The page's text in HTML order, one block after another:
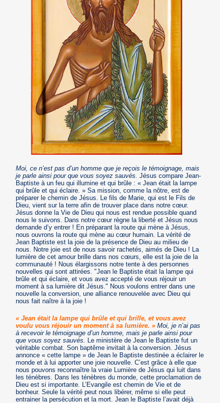
Moi, ce n’est pas d’un homme que je reçois le témoignage, mais
je parle ainsi pour que vous soyez sauvés. Jésus compare Jean-
Baptiste à un feu qui illumine et qui brûle : « Jean était la lampe
qui brûle et qui éclaire. » Sa mission, comme la nôtre, est de
préparer le chemin de Jésus. Le fils de Marie, qui est le Fils de
Dieu, vient sur la terre afin de trouver place dans notre cœur.
Jésus donne la Vie de Dieu qui nous est rendue possible quand
nous le suivons. Dans notre cœur règne la liberté et Jésus nous
demande d’y entrer ! En préparant la route qui mène à Jésus,
nous ouvrons la route qui mène au cœur humain. La vérité de
Jean Baptiste est la joie de la présence de Dieu au milieu de
nous. Notre joie est de nous savoir rachetés, aimés de Dieu ! La
lumière de cet amour brille dans nos cœurs, elle est la joie de la
communauté ! Nous élargissons notre tente à des personnes
nouvelles qui sont attirées. "Jean le Baptiste était la lampe qui
brûle et qui éclaire, et vous avez accepté de vous réjouir un
moment à sa lumière dit Jésus." Nous voulons entrer dans une
nouvelle la conversion, une alliance renouvelée avec Dieu qui
nous fait naître à la joie !
« Jean était la lampe qui brûle et qui brille, et vous avez
voulu vous réjouir un moment à sa lumière. » Moi, je n’ai pas
à recevoir le témoignage d’un homme, mais je parle ainsi pour
que vous soyez sauvés.
Le ministère de Jean le Baptiste fut un
véritable combat. Son baptême invitait à la conversion. Jésus
annonce « cette lampe » de Jean le Baptiste destinée a éclairer le
monde et à lui apporter une joie nouvelle. C’est grâce à elle que
nous pouvons reconnaître la vraie Lumière de Jésus qui luit dans
les ténèbres. Dans les ténèbres du monde, cette proclamation de
Dieu est si importante. L’Evangile est chemin de Vie et de
bonheur. Seule la vérité peut nous libérer, même si elle peut
entrainer la persécution et la mort. Jean le Baptiste l’avait déjà